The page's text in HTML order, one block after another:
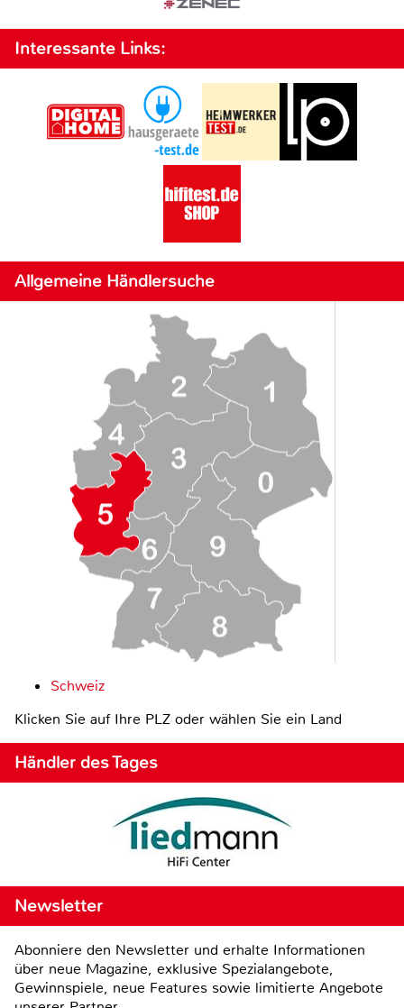
Interessante Links:
Allgemeine Händlersuche
Schweiz
Klicken Sie auf Ihre PLZ oder wählen Sie ein Land
Händler des Tages
Newsletter
Abonniere den Newsletter und erhalte Informationen
über neue Magazine, exklusive Spezialangebote,
Gewinnspiele, neue Features sowie limitierte Angebote